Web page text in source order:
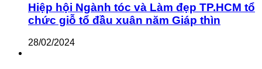
Hiệp hội Ngành tóc và Làm đẹp TP.HCM tổ
chức giỗ tổ đầu xuân năm Giáp thìn
28/02/2024